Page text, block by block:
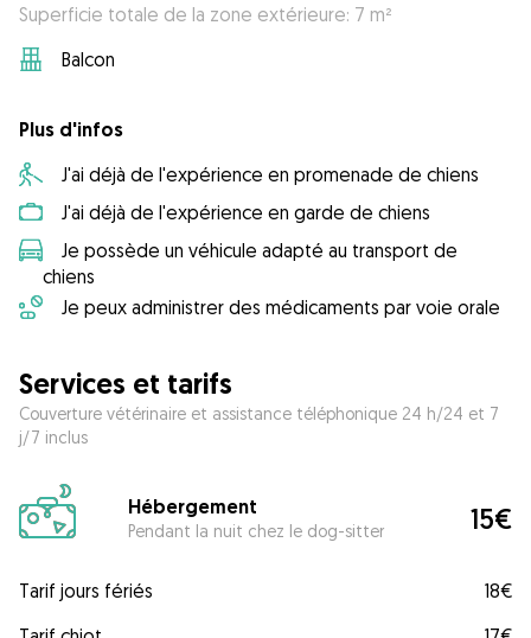
Superficie totale de la zone extérieure: 7 m²
Balcon
Plus d'infos
J'ai déjà de l'expérience en promenade de chiens
J'ai déjà de l'expérience en garde de chiens
Je possède un véhicule adapté au transport de
chiens
Je peux administrer des médicaments par voie orale
Services et tarifs
Couverture vétérinaire et assistance téléphonique 24 h/24 et 7
j/7 inclus
Hébergement
Pendant la nuit chez le dog-sitter 15€
Tarif jours fériés
18€